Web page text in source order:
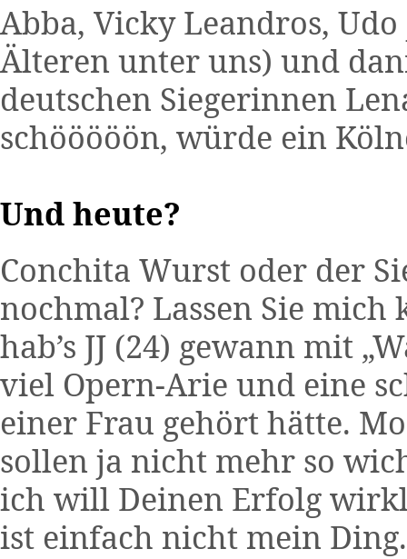
Abba, Vicky Leandros,
Älteren unter uns) und
deutschen Siegerinnen
schööööön, würde ein
Und heute?
Conchita Wurst oder der
nochmal? Lassen Sie
hab’s JJ (24) gewann mit
viel Opern-Arie und eine
einer Frau gehört hätte.
sollen ja nicht mehr so
ich will Deinen Erfolg
ist einfach nicht mein Ding.